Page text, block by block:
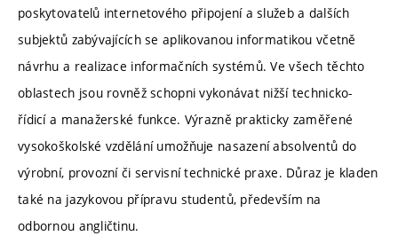
poskytovatelů internetového připojení a služeb a dalších
subjektů zabývajících se aplikovanou informatikou včetně
návrhu a realizace informačních systémů. Ve všech těchto
oblastech jsou rovněž schopni vykonávat nižší technicko-
řídicí a manažerské funkce. Výrazně prakticky zaměřené
vysokoškolské vzdělání umožňuje nasazení absolventů do
výrobní, provozní či servisní technické praxe. Důraz je kladen
také na jazykovou přípravu studentů, především na
odbornou angličtinu.